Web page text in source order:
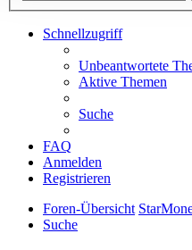
Schnellzugriff
Unbeantwortete
Aktive Themen
Suche
FAQ
Anmelden
Registrieren
Foren-Übersicht
Suche